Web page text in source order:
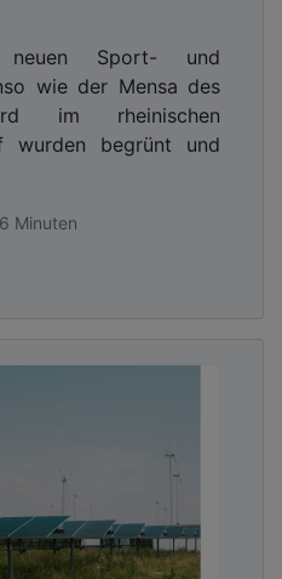
Sport- und
wie der Mensa des
im rheinischen
wurden begrünt und
Minuten